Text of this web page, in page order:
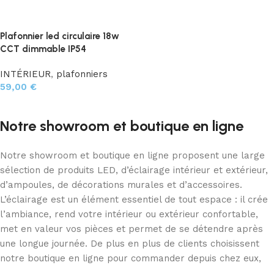
Plafonnier led circulaire 18w
CCT dimmable IP54
INTÉRIEUR, plafonniers
59,00 €
Notre showroom et boutique en ligne
Notre showroom et boutique en ligne proposent une large
sélection de produits LED, d’éclairage intérieur et extérieur,
d’ampoules, de décorations murales et d’accessoires.
L’éclairage est un élément essentiel de tout espace : il crée
l’ambiance, rend votre intérieur ou extérieur confortable,
met en valeur vos pièces et permet de se détendre après
une longue journée. De plus en plus de clients choisissent
notre boutique en ligne pour commander depuis chez eux,